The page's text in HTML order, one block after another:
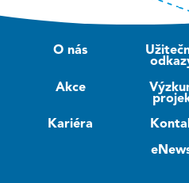
O nás
Akce
Kariéra